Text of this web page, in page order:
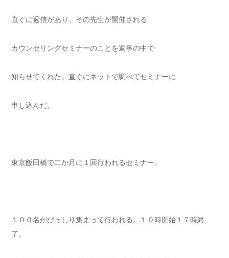
直ぐに返信があり、その先生が開催される
カウンセリングセミナーのことを返事の中で
知らせてくれた。直ぐにネットで調べてセミナーに
申し込んだ。
東京飯田橋で二か月に１回行われるセミナー。
１００名がびっしり集まって行われる。１０時開始１７時終
了。